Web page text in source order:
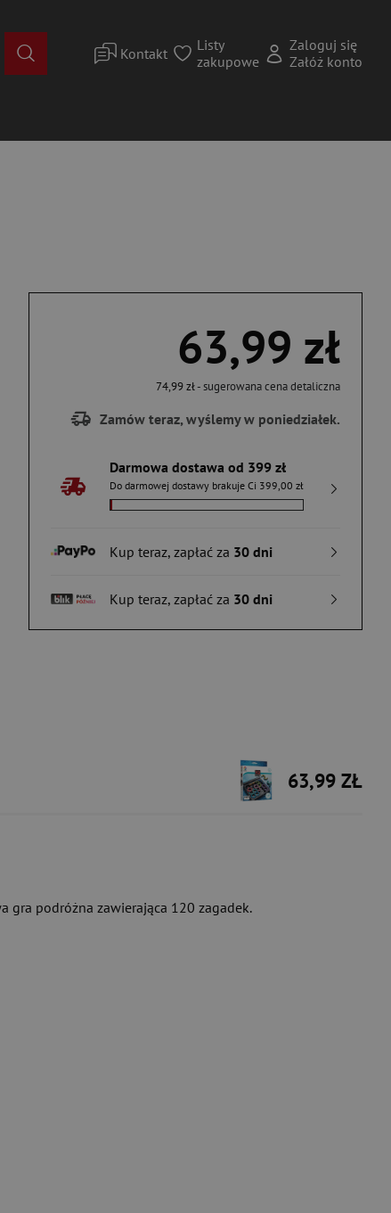
Kontakt
Listy
zakupowe
Zaloguj się
Załóż konto
63,99 zł
74,99 zł- sugerowana cena detaliczna
Zamów teraz, wyślemy w poniedziałek.
Darmowa dostawa od 399 zł
Do darmowej dostawy brakuje Ci 399,00 zł
Kup teraz, zapłać za 30 dni
Kup teraz, zapłać za 30 dni
63,99 ZŁ
gra podróżna zawierająca 120 zagadek.